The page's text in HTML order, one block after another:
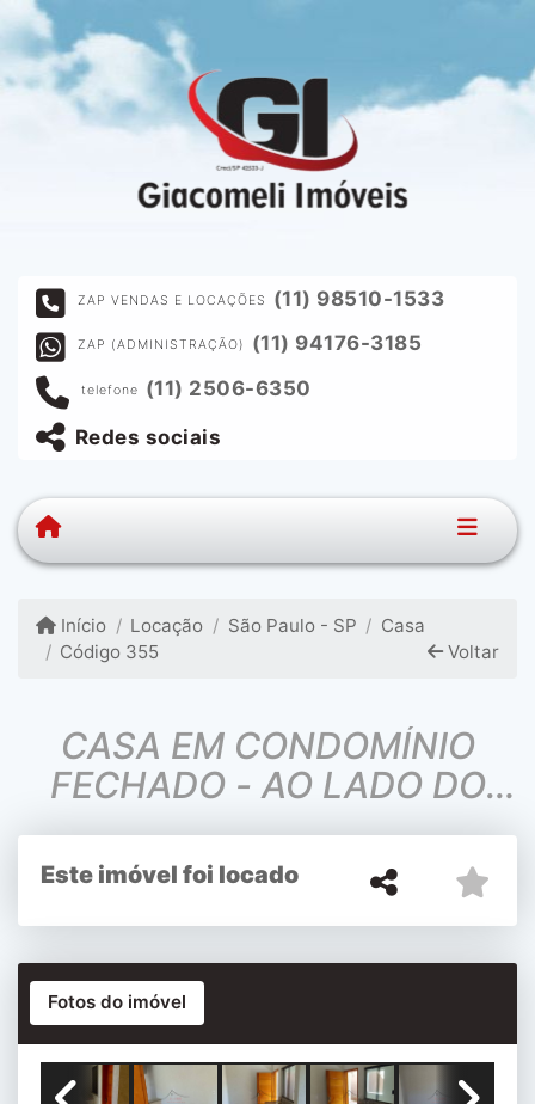
ZAP VENDAS E LOCAÇÕES (11) 98510-1533
ZAP (ADMINISTRAÇÃO) (11) 94176-3185
telefone (11) 2506-6350
Redes sociais
Início Locação São Paulo - SP
Casa
Código 355
Voltar
CASA EM CONDOMÍNIO
FECHADO - AO LADO DO
SHOPPING ARICANDUVA
NOVA
Este imóvel foi locado
Fotos do imóvel